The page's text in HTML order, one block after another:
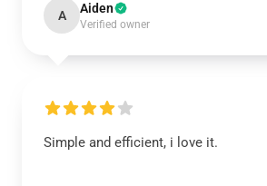
A Aiden
Verified owner
Simple and efficient, i love it.